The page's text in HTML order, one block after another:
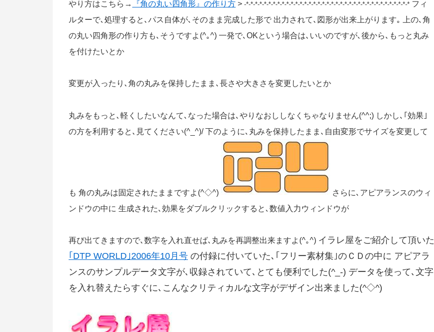
やり方はこちら→
『角の丸い四角形』の作り方 > -*-*-*-*-*-*-*-*-*-*-*-*-*-*-*-*-*-*-*-*-*-*-*-*-*-*-*-*-*-*-*-*-*-*-*-*-* フィ
ルターで､処理すると､パス自体が､そのまま完成した形で 出力されて､図形が出来上がります｡ 上の､角
の丸い四角形の作り方も､そうですよ(^｡^) 一発で､OKという場合は､いいのですが､後から､もっと丸み
を付けたいとか
変更が入ったり､角の丸みを保持したまま､長さや大きさを変更したいとか
丸みをもっと､軽くしたいなんて､なった場合は､やりなおししなくちゃなりません(^^;) しかし､｢効果｣
の方を利用すると､見てください(^_^)/ 下のように､丸みを保持したまま､自由変形でサイズを変更して
も 角の丸みは固定されたままですよ(^◇^)
さらに､アピアランスのウィ
ンドウの中に 生成された､効果をダブルクリックすると､数値入力ウィンドウが
再び出てきますので､数字を入れ直せば､丸みを再調整出来ますよ(^｡^) イラレ屋をご紹介して頂いた
｢DTP WORLD｣2006年10月号 の付録に付いていた､｢フリー素材集｣のＣＤの中に アピアラ
ンスのサンプルデータ文字が､収録されていて､とても便利でした(^_-) データを使って､文字
を入れ替えたらすぐに､こんなクリティカルな文字がデザイン出来ました(^◇^)